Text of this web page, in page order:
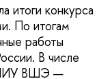
итоги конкурса
По итогам
работы
В числе
НИУ ВШЭ —